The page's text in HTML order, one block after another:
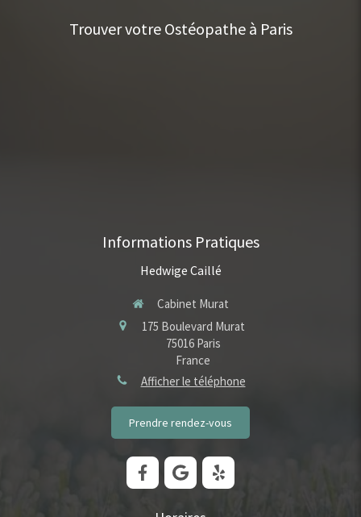
Trouver votre Ostéopathe à Paris
Informations Pratiques
Hedwige Caillé
Cabinet Murat
175 Boulevard Murat
75016 Paris
France
Afficher le téléphone
Prendre rendez-vous